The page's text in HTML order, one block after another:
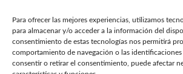
Para ofrecer las mejores experiencias, utilizamos
para almacenar y/o acceder a la información del
consentimiento de estas tecnologías nos permitirá
comportamiento de navegación o las
consentir o retirar el consentimiento, puede afectar
muchas puertas de entrada ahora
elementos de vidrio para permitir la
natural, mientras que mantienen un
madera o metal para mayor
Esta fusión de materiales no solo